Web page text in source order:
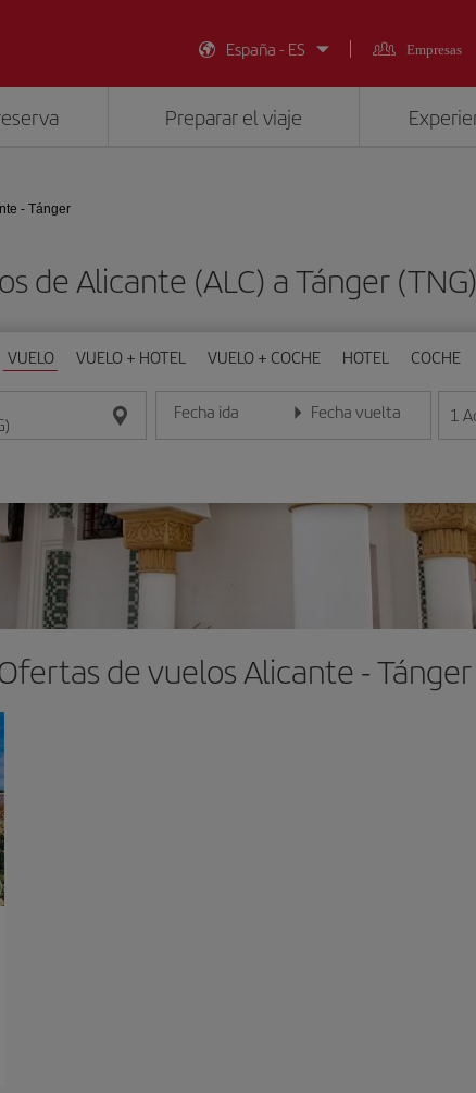
España - ES
Empresas
Preparar el viaje
- Tánger
de Alicante (ALC) a Tánger
VUELO VUELO + HOTEL VUELO + COCHE HOTEL COCHE
Fecha ida
Introduce la fecha en formato día/mes/año
Fecha vuelta
Introduce la fecha en 1
de vuelos Alicante - Tánger